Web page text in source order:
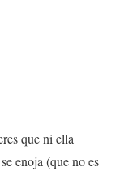
que ni ella
enoja (que no es